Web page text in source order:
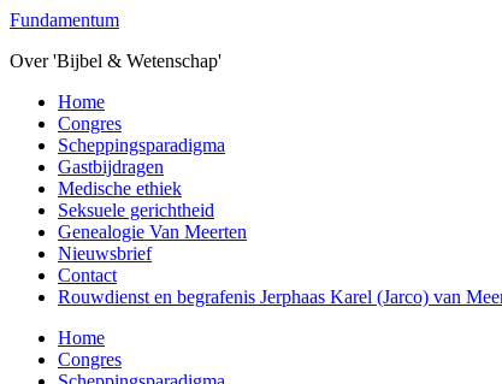
Overslaan
de
inhoud
Fundamentum
Over 'Bijbel & Wetenschap'
Toggle
mobiel
menu
Home
Congres
Scheppingsparadigma
Gastbijdragen
Medische ethiek
Seksuele gerichtheid
Genealogie Van Meerten
Nieuwsbrief
Contact
Rouwdienst en begrafenis Jerphaas Karel (Jarco) van
Home
Congres